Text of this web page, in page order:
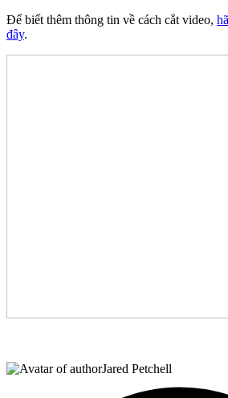
Để biết thêm thông tin về cách cắt video,
đây.
Jared Petchell